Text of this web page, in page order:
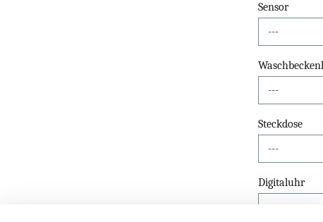
Sensor
Steckdose
Digitaluhr